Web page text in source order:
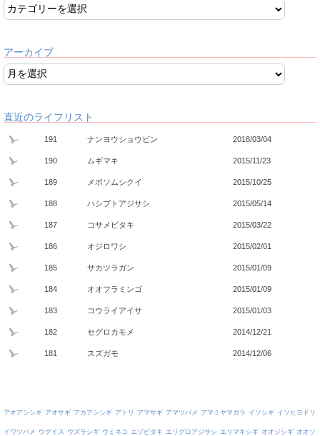
アーカイブ
直近のライフリスト
191 ナンヨウショウビン 2018/03/04
190 ムギマキ 2015/11/23
189 メボソムシクイ 2015/10/25
188 ハシブトアジサシ 2015/05/14
187 コサメビタキ 2015/03/22
186 オジロワシ 2015/02/01
185 サカツラガン 2015/01/09
184 オオフラミンゴ 2015/01/09
183 コウライアイサ 2015/01/03
182 セグロカモメ 2014/12/21
181 スズガモ 2014/12/06
アオアシシギ アオサギ アカアシシギ アトリ アマサギ アマツバメ アマミヤマガラ イソシギ イソヒヨドリ
イワツバメ ウグイス ウズラシギ ウミネコ エゾビタキ エリグロアジサシ エリマキシギ オオジシギ オオソ